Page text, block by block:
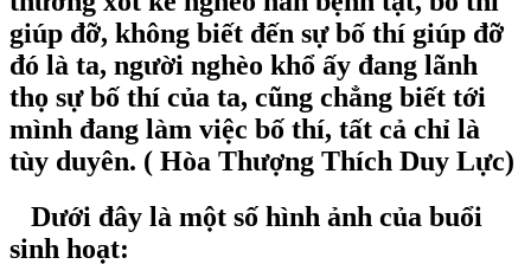
giúp đỡ, không biết đến sự bố thí giúp đỡ
đó là ta, người nghèo khổ ấy đang lãnh
thọ sự bố thí của ta, cũng chẳng biết tới
mình đang làm việc bố thí, tất cả chỉ là
tùy duyên. ( Hòa Thượng Thích Duy Lực)
Dưới đây là một số hình ảnh của buổi
sinh hoạt: